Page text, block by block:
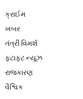
ક્રાઈમ
ખબર
તંત્રી વિમર્શ
ફટાફટ ન્યૂઝ
રાજકારણ
વૈશ્વિક